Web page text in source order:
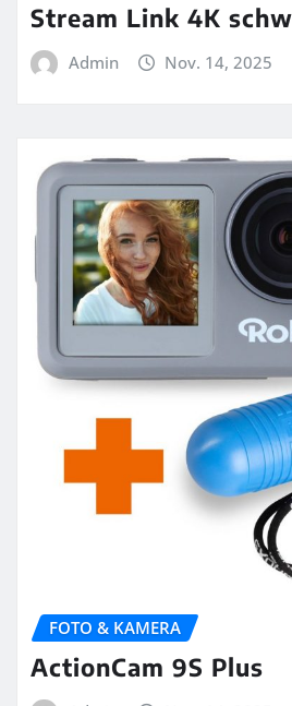
Stream Link 4K
Admin Nov. 14, 2025
FOTO & KAMERA
ActionCam 9S Plus